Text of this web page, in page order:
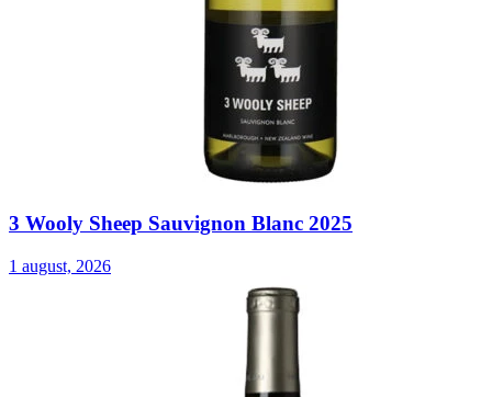
3 Wooly Sheep Sauvignon Blanc 2025
1 august, 2026